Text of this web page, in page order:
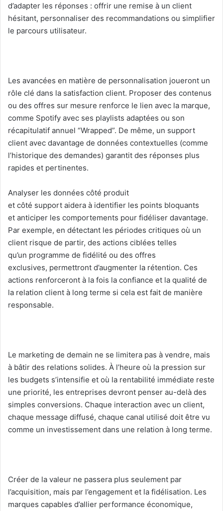
d’adapter les réponses : offrir une remise à un client
hésitant, personnaliser des recommandations ou simplifier
le parcours utilisateur.
Les avancées en matière de personnalisation joueront un
rôle clé dans la satisfaction client. Proposer des contenus
ou des offres sur mesure renforce le lien avec la marque,
comme Spotify avec ses playlists adaptées ou son
récapitulatif annuel “Wrapped”. De même, un support
client avec davantage de données contextuelles (comme
l’historique des demandes) garantit des réponses plus
rapides et pertinentes.
Analyser les données côté produit
et côté support aidera à identifier les points bloquants
et anticiper les comportements pour fidéliser davantage.
Par exemple, en détectant les périodes critiques où un
client risque de partir, des actions ciblées telles
qu’un programme de fidélité ou des offres
exclusives, permettront d’augmenter la rétention. Ces
actions renforceront à la fois la confiance et la qualité de
la relation client à long terme si cela est fait de manière
responsable.
Le marketing de demain ne se limitera pas à vendre, mais
à bâtir des relations solides. À l’heure où la pression sur
les budgets s’intensifie et où la rentabilité immédiate reste
une priorité, les entreprises devront penser au-delà des
simples conversions. Chaque interaction avec un client,
chaque message diffusé, chaque canal utilisé doit être vu
comme un investissement dans une relation à long terme.
Créer de la valeur ne passera plus seulement par
l’acquisition, mais par l’engagement et la fidélisation. Les
marques capables d’allier performance économique,